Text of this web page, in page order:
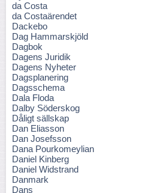
da Costa
da Costaärendet
Dackebo
Dag Hammarskjöld
Dagbok
Dagens Juridik
Dagens Nyheter
Dagsplanering
Dagsschema
Dala Floda
Dalby Söderskog
Dåligt sällskap
Dan Eliasson
Dan Josefsson
Dana Pourkomeylian
Daniel Kinberg
Daniel Widstrand
Danmark
Dans